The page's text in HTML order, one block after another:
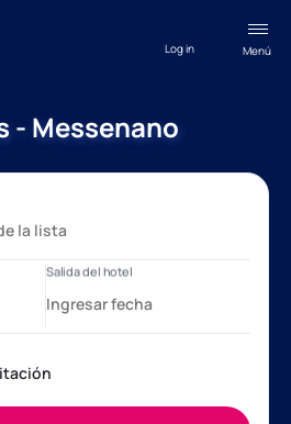
Menú
Log in
- Messenano